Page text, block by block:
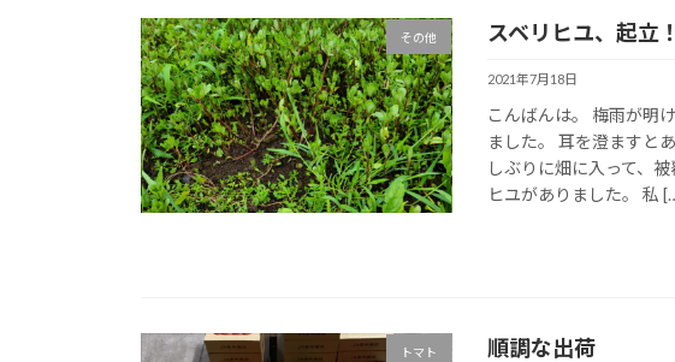
その他 スベリヒユ、起立！
2021年7月18日
こんばんは。 梅雨が明
ました。 耳を澄ますと
しぶりに畑に入って、
ヒユがありました。 私
トマト 順調な出荷